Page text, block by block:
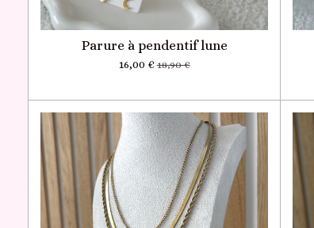
Parure à pendentif lune
16,00 € 18,90 €